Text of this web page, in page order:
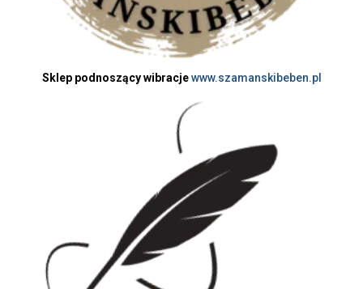
Sklep podnoszący wibracje www.szamanskibeben.pl